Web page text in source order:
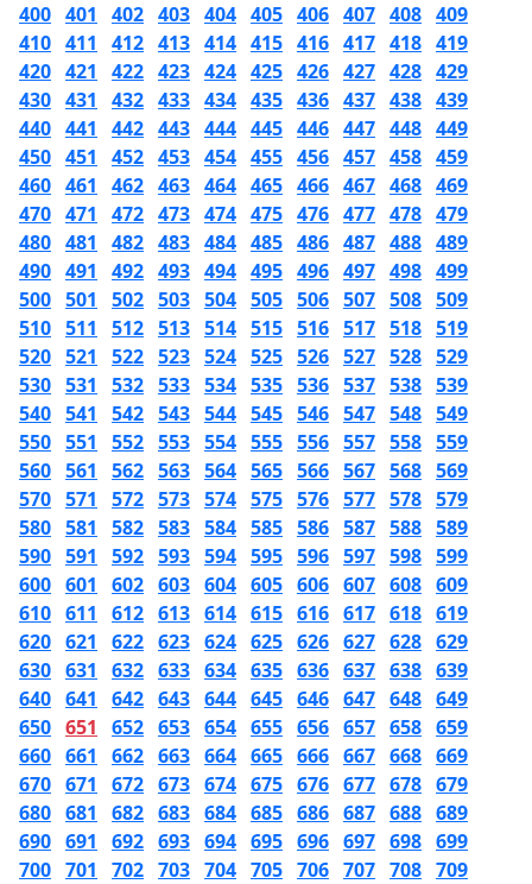
400 401 402 403 404 405 406 407 408 409
410 411 412 413 414 415 416 417 418 419
420 421 422 423 424 425 426 427 428 429
430 431 432 433 434 435 436 437 438 439
440 441 442 443 444 445 446 447 448 449
450 451 452 453 454 455 456 457 458 459
460 461 462 463 464 465 466 467 468 469
470 471 472 473 474 475 476 477 478 479
480 481 482 483 484 485 486 487 488 489
490 491 492 493 494 495 496 497 498 499
500 501 502 503 504 505 506 507 508 509
510 511 512 513 514 515 516 517 518 519
520 521 522 523 524 525 526 527 528 529
530 531 532 533 534 535 536 537 538 539
540 541 542 543 544 545 546 547 548 549
550 551 552 553 554 555 556 557 558 559
560 561 562 563 564 565 566 567 568 569
570 571 572 573 574 575 576 577 578 579
580 581 582 583 584 585 586 587 588 589
590 591 592 593 594 595 596 597 598 599
600 601 602 603 604 605 606 607 608 609
610 611 612 613 614 615 616 617 618 619
620 621 622 623 624 625 626 627 628 629
630 631 632 633 634 635 636 637 638 639
640 641 642 643 644 645 646 647 648 649
650 651 652 653 654 655 656 657 658 659
660 661 662 663 664 665 666 667 668 669
670 671 672 673 674 675 676 677 678 679
680 681 682 683 684 685 686 687 688 689
690 691 692 693 694 695 696 697 698 699
700 701 702 703 704 705 706 707 708 709